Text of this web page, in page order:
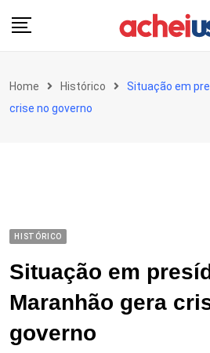
Home Histórico
Situação em
crise no governo
HISTÓRICO
Situação em
Maranhão gera
governo